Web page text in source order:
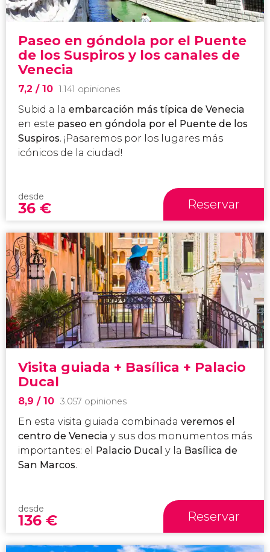
Paseo en góndola por el Puente
de los Suspiros y los canales de
Venecia
7,2 / 10 1.141 opiniones
Subid a la embarcación más típica de Venecia
en este paseo en góndola por el Puente de los
Suspiros. ¡Pasaremos por los lugares más
icónicos de la ciudad!
desde
36 € Reservar
Visita guiada + Basílica + Palacio
Ducal
8,9 / 10 3.057 opiniones
En esta visita guiada combinada veremos el
centro de Venecia y sus dos monumentos más
importantes: el Palacio Ducal y la Basílica de
San Marcos.
desde
136 € Reservar